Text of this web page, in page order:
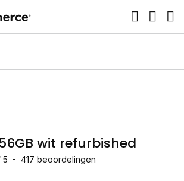
wit refurbished
5 - 417 beoordelingen